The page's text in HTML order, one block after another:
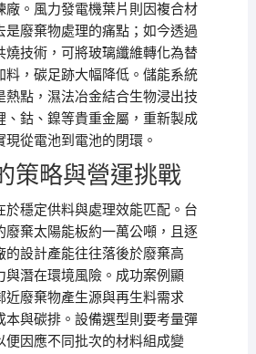
廠。風力發電機葉片則因複合材
是廢棄物處理的痛點；如今透過
燒技術，可將玻璃纖維轉化為替
料，碳足跡大幅降低。儲能系統
熱點，濕法冶金結合生物浸出技
、鈷、鎳等貴重金屬，重新製成
從電池到電池的閉環。
策略與營運挑戰
於穩定供料與處理效能匹配。台
廢棄太陽能板約一萬公噸，且逐
的設計產能往往落後於廢棄高
與潛在環境風險。成功案例顯
近廢棄物產生源與再生料需求
本與碳排。設備選型則要考量彈
便因應不同批次的材料組成變